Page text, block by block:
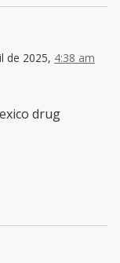
de 2025, 4:38 am
drug